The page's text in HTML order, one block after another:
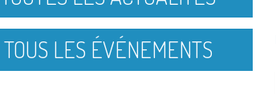
TOUS LES ÉVÉNEMENTS